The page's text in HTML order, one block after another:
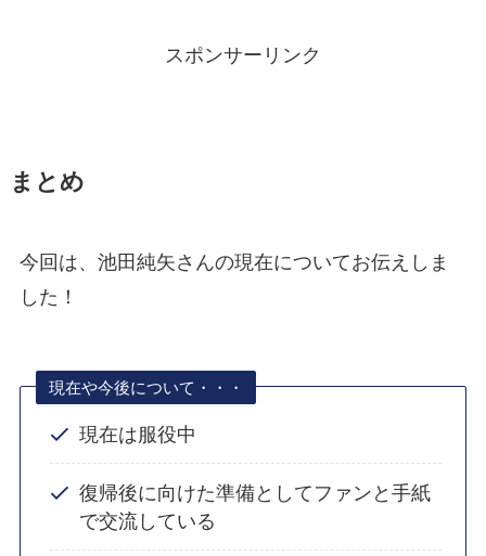
スポンサーリンク
まとめ
今回は、池田純矢さんの現在についてお伝えしま
した！
現在や今後について・・・
現在は服役中
復帰後に向けた準備としてファンと手紙
で交流している